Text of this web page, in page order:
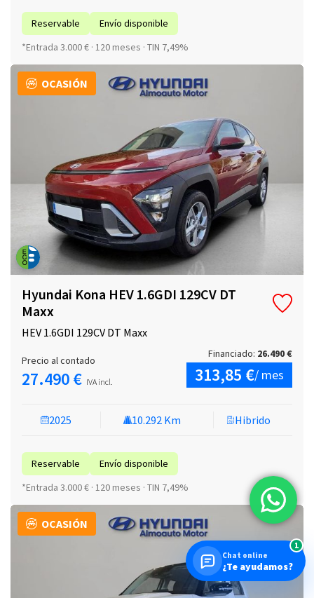
Reservable
Envío disponible
*Entrada 3.000 € · 120 meses · TIN 7,49%
OCASIÓN
Hyundai Kona HEV 1.6GDI 129CV DT
Maxx
HEV 1.6GDI 129CV DT Maxx
2025 10.292 Km Hibrido
Reservable
Envío disponible
*Entrada 3.000 € · 120 meses · TIN 7,49%
Precio al contado
27.490 € IVA incl.
Financiado: 26.490 €
313,85 €/ mes
OCASIÓN
Chat online
¿Te ayudamos?
1